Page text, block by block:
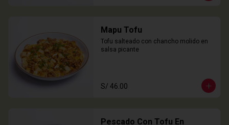
Mapu Tofu
Tofu salteado con chancho molido en
salsa picante
S/ 46.00
Pescado Con Tofu En